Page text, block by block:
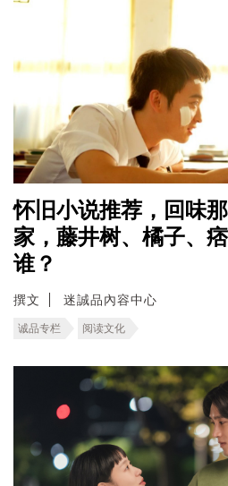
怀旧小说推荐，回味
家，藤井树、橘子、
谁？
撰文 迷誠品內容中心
诚品专栏 阅读文化